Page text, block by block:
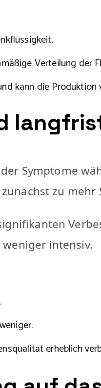
Verteilung der
kann die
Symptome
zu mehr
intensiv.
erheblich